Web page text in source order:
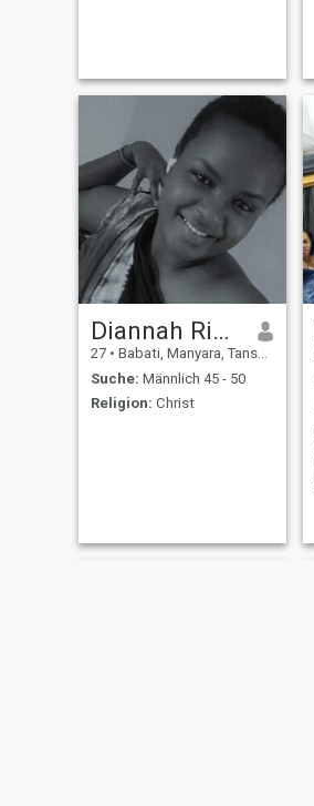
Diannah Richard
27 • Babati, Manyara, Tansania
Suche: Männlich 45 - 50
Religion: Christ